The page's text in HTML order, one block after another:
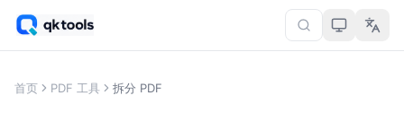
首页 PDF 工具 拆分 PDF